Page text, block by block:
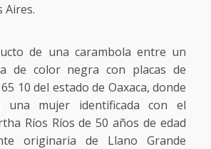
Aires.
de una carambola entre un
de color negra con placas de
10 del estado de Oaxaca, donde
una mujer identificada con el
Ríos Ríos de 50 años de edad
originaria de Llano Grande